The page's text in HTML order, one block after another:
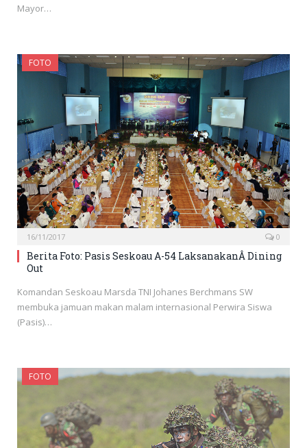
Mayor…
FOTO
16/11/2017 0
Berita Foto: Pasis Seskoau A-54 LaksanakanÂ Dining
Out
Komandan Seskoau Marsda TNI Johanes Berchmans SW
membuka jamuan makan malam internasional Perwira Siswa
(Pasis)…
FOTO